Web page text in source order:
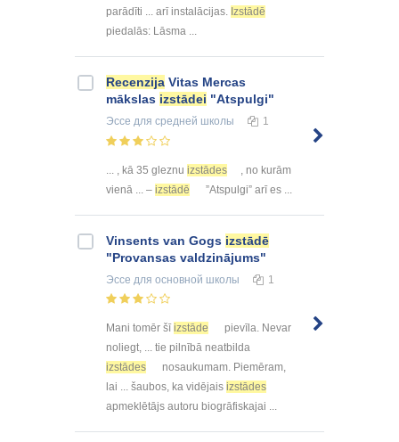
parādīti ... arī instalācijas. Izstādē
piedalās: Lāsma ...
Recenzija Vitas Mercas
mākslas izstādei "Atspulgi"
Эссе для средней школы 1
... , kā 35 gleznu izstādes
, no kurām
vienā ... – izstādē ”Atspulgi” arī es ...
Vinsents van Gogs izstādē
"Provansas valdzinājums"
Эссе для основной школы 1
Mani tomēr šīizstāde
pievīla. Nevar
noliegt, ... tie pilnībā neatbilda
izstādes
nosaukumam. Piemēram,
lai ... šaubos, ka vidējais izstādes
apmeklētājs autoru biogrāfiskajai ...